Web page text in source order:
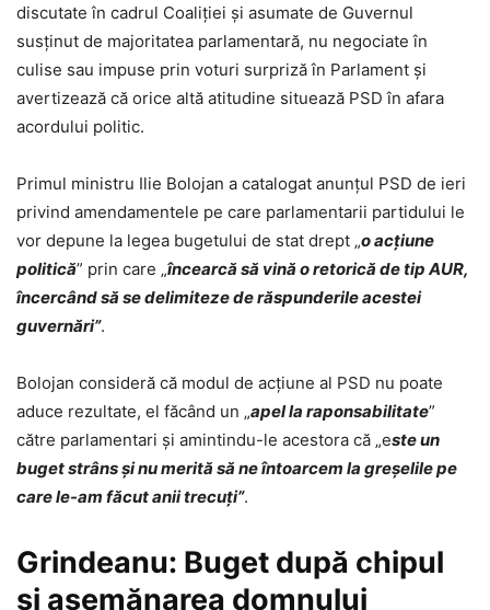
discutate în cadrul Coaliţiei şi asumate de Guvernul
susţinut de majoritatea parlamentară, nu negociate în
culise sau impuse prin voturi surpriză în Parlament şi
avertizează că orice altă atitudine situează PSD în afara
acordului politic.
Primul ministru Ilie Bolojan a catalogat anunţul PSD de ieri
privind amendamentele pe care parlamentarii partidului le
vor depune la legea bugetului de stat drept „o acţiune
politică” prin care „încearcă să vină o retorică de tip AUR,
încercând să se delimiteze de răspunderile acestei
guvernări”.
Bolojan consideră că modul de acţiune al PSD nu poate
aduce rezultate, el făcând un „apel la raponsabilitate”
către parlamentari şi amintindu-le acestora că „este un
buget strâns şi nu merită să ne întoarcem la greşelile pe
care le-am făcut anii trecuţi”.
Grindeanu: Buget după chipul
și asemănarea domnului